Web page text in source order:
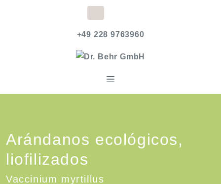
+49 228 9763960
Arándanos ecológicos,
liofilizados
Vaccinium myrtillus